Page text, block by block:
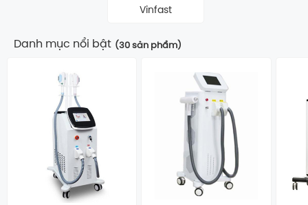
Vinfast
Danh mục nổi bật (30 sản phẩm)